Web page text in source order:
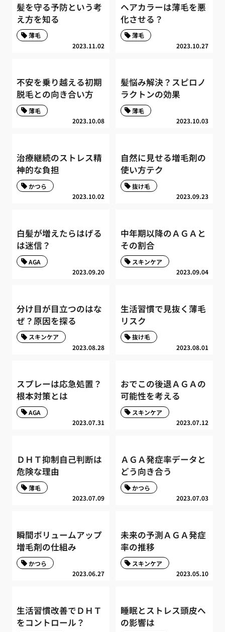
髪を守る予防という考
え方を知る
2023.11.02
薄毛
ヘアカラーは薄毛を悪
化させる？
2023.10.27
薄毛
不安を乗り越える初期
脱毛との向き合い方
2023.10.08
薄毛
髪悩み解決？スピロノ
ラクトンの効果
2023.10.03
薄毛
治療継続のストレス精
神的な負担
2023.10.02
かつら
自然に見せる増毛剤の
使い方テク
2023.09.23
抜け毛
白髪が増えたらはげる
は迷信？
2023.09.20
AGA
中年期以降のＡＧＡと
その割合
2023.09.04
スキンケア
分け目が目立つのはな
ぜ？原因を探る
2023.08.28
スキンケア
生活習慣で見抜く薄毛
リスク
2023.08.01
抜け毛
スプレーは応急処置？
根本対策とは
2023.07.31
AGA
おでこの後退ＡＧＡの
可能性を考える
2023.07.12
スキンケア
ＤＨＴ抑制自己判断は
危険な理由
2023.07.09
薄毛
ＡＧＡ発症率データと
どう向き合う
2023.07.03
かつら
瞬間ボリュームアップ
増毛剤の仕組み
2023.06.27
かつら
未来の予測ＡＧＡ発症
率の推移
2023.05.10
スキンケア
生活習慣改善でＤＨＴ
をコントロール？
睡眠とストレス頭皮へ
の影響は